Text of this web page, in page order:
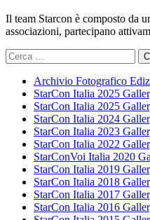
Il team Starcon è composto da
associazioni, partecipano
Ricerca
per:
Archivio Fotografico
StarCon Italia 2025
StarCon Italia 2025
StarCon Italia 2024
StarCon Italia 2023
StarCon Italia 2022
StarConVoi Italia 2020
StarCon Italia 2019
StarCon Italia 2018
StarCon Italia 2017
StarCon Italia 2016